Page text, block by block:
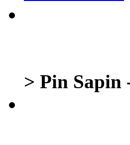
> Pin Sapin